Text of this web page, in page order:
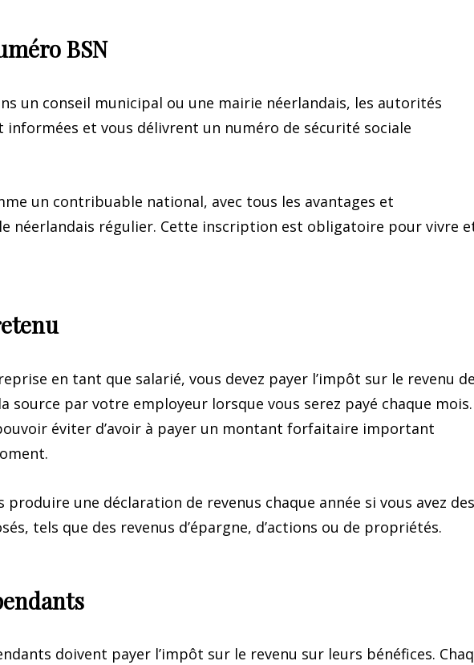
BSN
un conseil municipal ou une mairie néerlandais, les autorités
et vous délivrent un numéro de sécurité sociale
un contribuable national, avec tous les avantages et
néerlandais régulier. Cette inscription est obligatoire pour vivre
en tant que salarié, vous devez payer l’impôt sur le revenu
source par votre employeur lorsque vous serez payé chaque mois.
éviter d’avoir à payer un montant forfaitaire important
une déclaration de revenus chaque année si vous avez des
tels que des revenus d’épargne, d’actions ou de propriétés.
doivent payer l’impôt sur le revenu sur leurs bénéfices.